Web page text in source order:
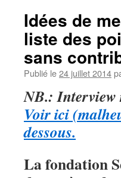
Idées de
liste des
sans
Publié le24 juillet 2014
NB.: Interview
Voir ici
dessous.
La fondation